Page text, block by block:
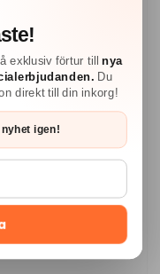
exklusiv förtur tillnya
Du
direkt till din inkorg!
igen!
SLT3)
vilket
längre avstånd.
att du kan köra
utan trötthet.
med flera andra
störningar! En
är samma som till
du kan ställa ner
erfaren RC
är en trevlig RC
100%